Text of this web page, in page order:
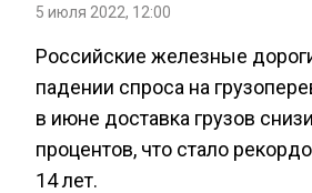
5 июля 2022, 12:00
Российские железные
падении спроса на
в июне доставка грузов
процентов, что стало
14 лет.